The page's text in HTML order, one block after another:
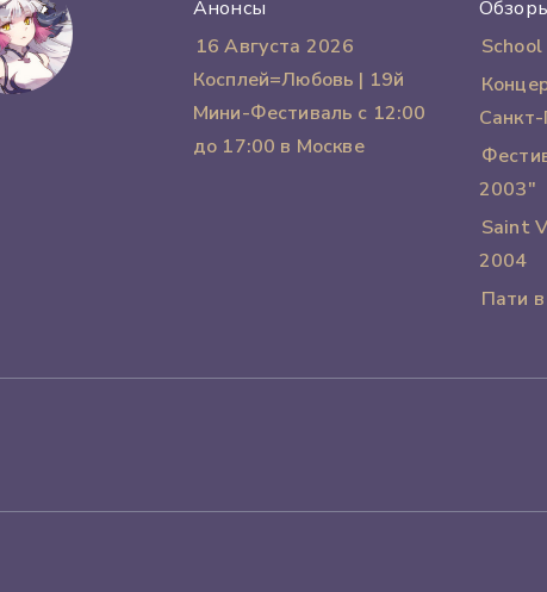
Анонсы
16 Августа 2026
Косплей=Любовь | 19й
Мини-Фестиваль с 12:00
до 17:00 в Москве
2003"
Saint
2004
Пати